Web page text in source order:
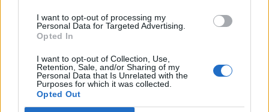
I want to opt-out of processing my
Personal Data for Targeted Advertising.
Opted In
I want to opt-out of Collection, Use,
Retention, Sale, and/or Sharing of my
Personal Data that Is Unrelated with the
Purposes for which it was collected.
Opted Out
Finnairin lennoista osan lentää
jatkossa toinen lentoyhtiö –
matkustajille tärkeä rajoitus